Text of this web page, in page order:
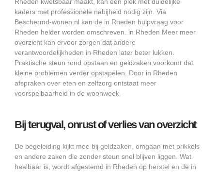
kaders met professionele nabijheid nodig zijn. Via
Beschermd-wonen.nl kan de in Rheden hulpvraag voor
Rheden helder worden omschreven. in Rheden Meer meer
overzicht kan ervoor zorgen dat andere
verantwoordelijkheden in Rheden later beter lukken.
Praktische steun rond opstaan en geldzaken voorkomt dat
kleine problemen verder opstapelen. Door in Rheden
afspraken over eten en zelfzorg ontstaat meer
voorspelbaarheid in de woonweek.
Bij terugval, onrust of verlies van overzicht
De begeleiding kijkt mee bij geldzaken, omgaan met prikkels
en andere zaken die zonder steun snel blijven liggen. Wat
haalbaar is, wordt afgestemd in Rheden op herstel en de in